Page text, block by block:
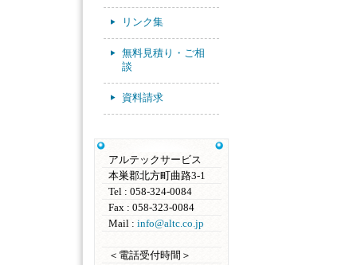
リンク集
無料見積り・ご相
談
資料請求
アルテックサービス
本巣郡北方町曲路3-1
Tel : 058-324-0084
Fax : 058-323-0084
Mail : info@altc.co.jp
＜電話受付時間＞